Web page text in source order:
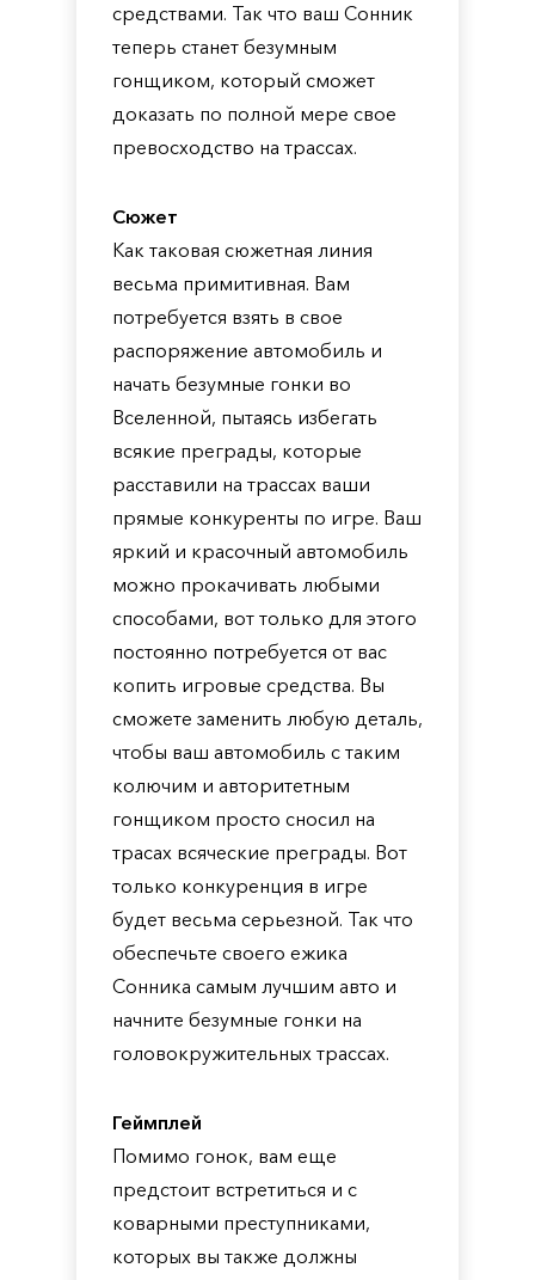
средствами. Так что ваш Сонник
теперь станет безумным
гонщиком, который сможет
доказать по полной мере свое
превосходство на трассах.
Сюжет
Как таковая сюжетная линия
весьма примитивная. Вам
потребуется взять в свое
распоряжение автомобиль и
начать безумные гонки во
Вселенной, пытаясь избегать
всякие преграды, которые
расставили на трассах ваши
прямые конкуренты по игре. Ваш
яркий и красочный автомобиль
можно прокачивать любыми
способами, вот только для этого
постоянно потребуется от вас
копить игровые средства. Вы
сможете заменить любую деталь,
чтобы ваш автомобиль с таким
колючим и авторитетным
гонщиком просто сносил на
трасах всяческие преграды. Вот
только конкуренция в игре
будет весьма серьезной. Так что
обеспечьте своего ежика
Сонника самым лучшим авто и
начните безумные гонки на
головокружительных трассах.
Геймплей
Помимо гонок, вам еще
предстоит встретиться и с
коварными преступниками,
которых вы также должны